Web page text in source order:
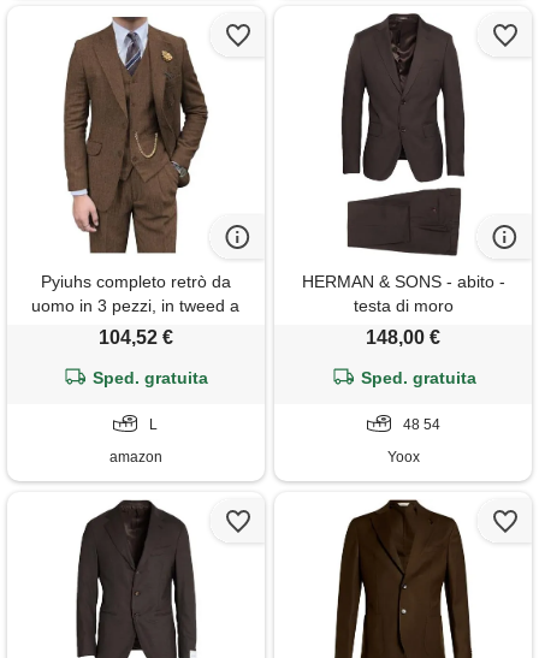
Pyiuhs completo retrò da
uomo in 3 pezzi, in tweed a
spina di pesce, slim fit, per
smoking marrone, giacca da
pantaloni per uomo, marrone,
l
104,52 €
Sped. gratuita
L
amazon
HERMAN & SONS - abito -
testa di moro
148,00 €
Sped. gratuita
48 54
Yoox